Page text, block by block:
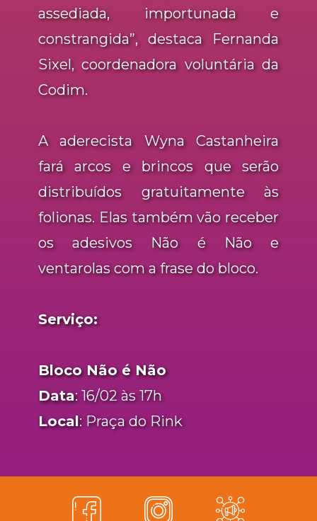
assediada, importunada e
constrangida”, destaca Fernanda
Sixel, coordenadora voluntária da
Codim.
A aderecista Wyna Castanheira
fará arcos e brincos que serão
distribuídos gratuitamente às
folionas. Elas também vão receber
os adesivos Não é Não e
ventarolas com a frase do bloco.
Serviço:
Bloco Não é Não
Data: 16/02 às 17h
Local: Praça do Rink